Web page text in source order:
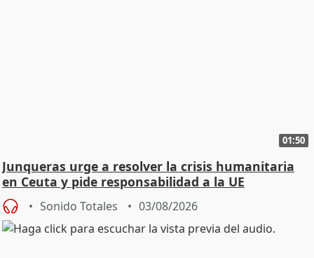
01:50
Junqueras urge a resolver la crisis humanitaria
en Ceuta y pide responsabilidad a la UE
Sonido Totales 03/08/2026